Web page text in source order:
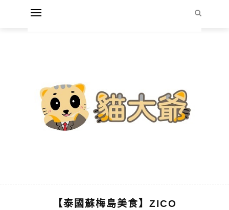
【泰國蘇梅島美食】ZICO